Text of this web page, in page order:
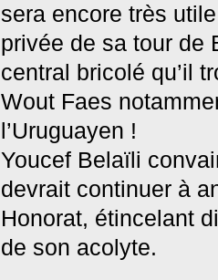
sera encore très
privée de sa tour de
central bricolé qu’il
Wout Faes
l’Uruguayen !
Youcef Belaïli
devrait continuer à
Honorat, étincelant
de son acolyte.